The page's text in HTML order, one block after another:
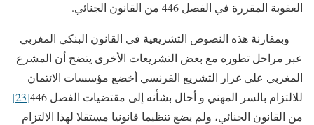
العقوبة المقررة في الفصل 446 من القانون الجنائي.
وبمقارنة هذه النصوص التشريعية في القانون البنكي المغربي
عبر مراحل تطوره مع بعض التشريعات الأخرى يتضح أن المشرع
المغربي على غرار التشريع الفرنسي أخضع مؤسسات الائتمان
للالتزام بالسر المهني و أحال بشأنه إلى مقتضيات الفصل 446
[23]
من القانون الجنائي، ولم يضع تنظيما قانونيا مستقلا لهذا الالتزام